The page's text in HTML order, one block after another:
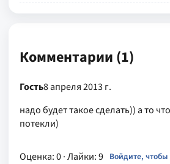
Комментарии (1)
Гость8 апреля 2013 г.
надо будет такое сделать)) а то
потекли)
Оценка: 0· Лайки: 9 Войдите,